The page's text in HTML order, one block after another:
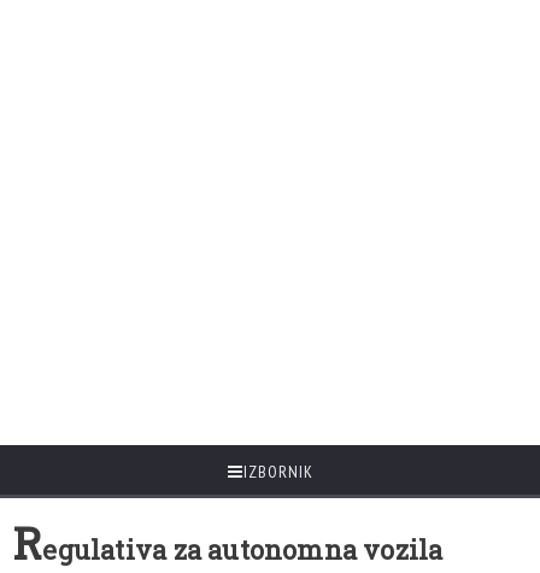
IZBORNIK
Regulativa za autonomna vozila